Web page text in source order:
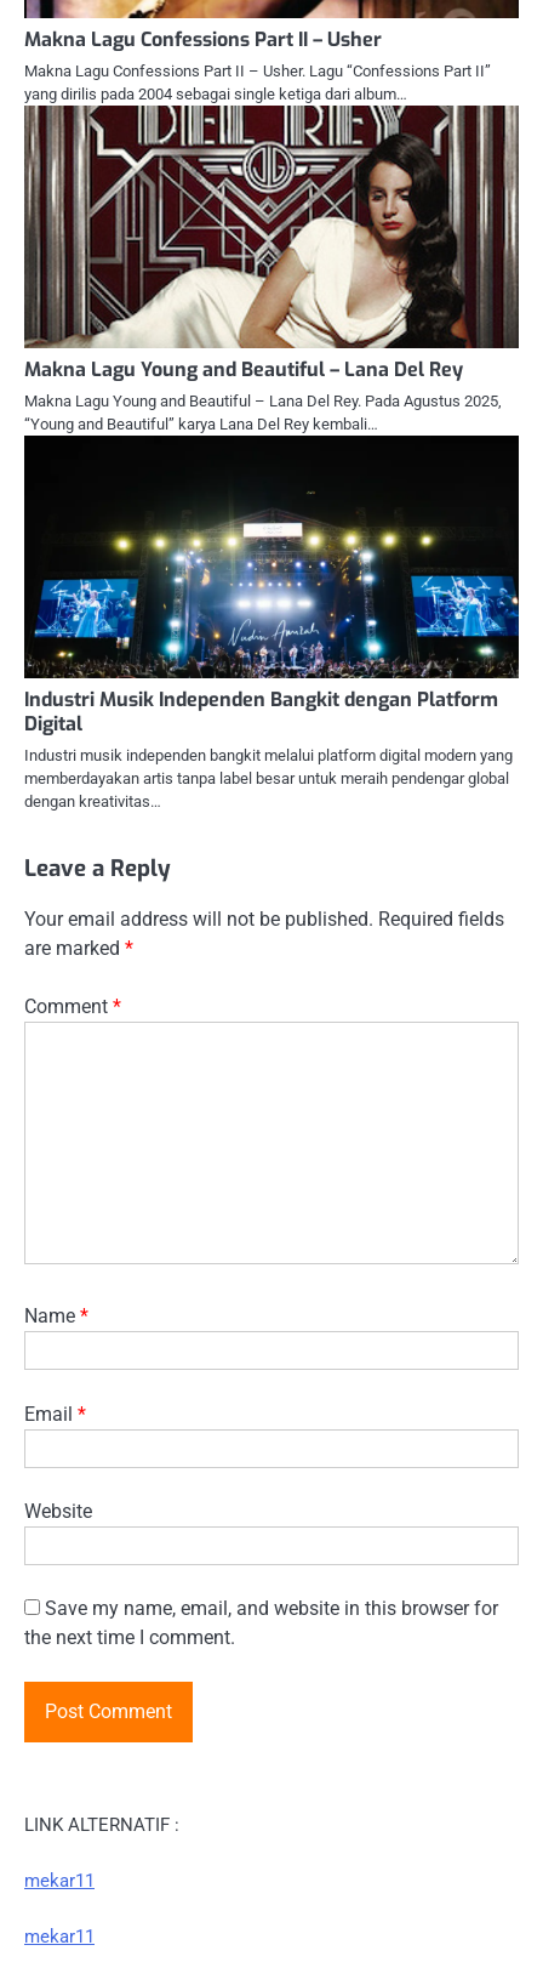
Makna Lagu Confessions Part II – Usher
Makna Lagu Confessions Part II – Usher. Lagu “Confessions Part II”
yang dirilis pada 2004 sebagai single ketiga dari album…
Makna Lagu Young and Beautiful – Lana Del Rey
Makna Lagu Young and Beautiful – Lana Del Rey. Pada Agustus 2025,
“Young and Beautiful” karya Lana Del Rey kembali…
Industri Musik Independen Bangkit dengan Platform
Digital
Industri musik independen bangkit melalui platform digital modern yang
memberdayakan artis tanpa label besar untuk meraih pendengar global
dengan kreativitas…
Leave a Reply
Your email address will not be published. Required fields
are marked *
Comment *
Name *
Email *
Website
Save my name, email, and website in this browser for
the next time I comment.
LINK ALTERNATIF :
mekar11
mekar11